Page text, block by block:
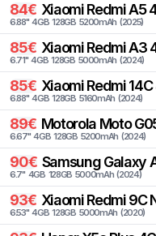
84€ Xiaomi Redmi A5
6.88" 4GB 128GB 5200mAh (2025)
85€ Xiaomi Redmi A3
6.71" 4GB 128GB 5000mAh (2024)
85€ Xiaomi Redmi 14C
6.88" 4GB 128GB 5160mAh (2024)
89€ Motorola Moto
6.67" 4GB 128GB 5200mAh (2024)
90€ Samsung Galaxy
6.7" 4GB 128GB 5000mAh (2024)
93€ Xiaomi Redmi 9C
6.53" 4GB 128GB 5000mAh (2020)